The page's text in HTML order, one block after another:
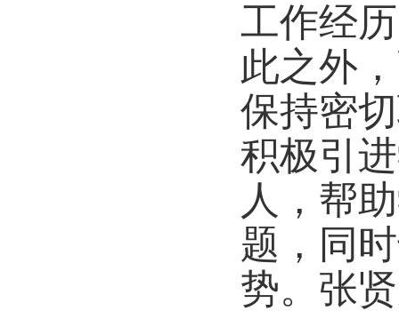
工作经
此之外
保持密
积极引
人，帮
题，同
势。张